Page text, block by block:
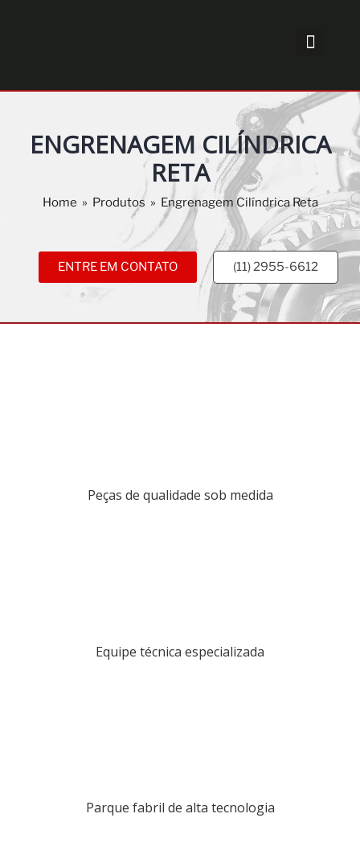
ENGRENAGEM CILÍNDRICA
RETA
Home » Produtos » Engrenagem Cilíndrica Reta
ENTRE EM CONTATO (11) 2955-6612
Peças de qualidade sob medida
Equipe técnica especializada
Parque fabril de alta tecnologia